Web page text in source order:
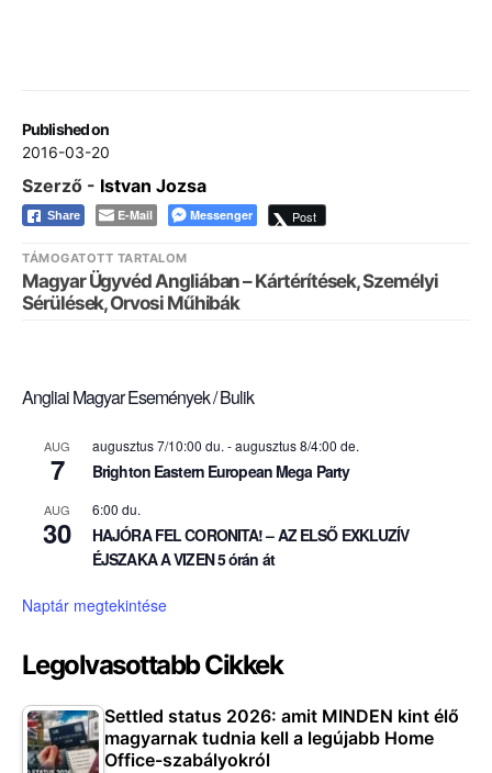
Published on
2016-03-20
Szerző - Istvan Jozsa
Share E-Mail Messenger Post
TÁMOGATOTT TARTALOM
Magyar Ügyvéd Angliában – Kártérítések, Személyi
Sérülések, Orvosi Műhibák
Angliai Magyar Események / Bulik
AUG
7
augusztus 7/10:00 du.-augusztus 8/4:00 de.
Brighton Eastern European Mega Party
AUG
30
6:00 du.
HAJÓRA FEL CORONITA! – AZ ELSŐ EXKLUZÍV
ÉJSZAKA A VIZEN 5 órán át
Naptár megtekintése
Legolvasottabb Cikkek
Settled status 2026: amit MINDEN kint élő
magyarnak tudnia kell a legújabb Home
Office-szabályokról